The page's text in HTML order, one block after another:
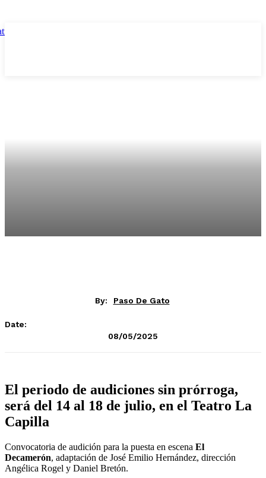
By: Paso De Gato
Date:
08/05/2025
El periodo de audiciones sin prórroga,
será del 14 al 18 de julio, en el Teatro La
Capilla
Convocatoria de audición para la puesta en escena El
Decamerón, adaptación de José Emilio Hernández, dirección
Angélica Rogel y Daniel Bretón.